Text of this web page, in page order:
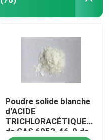
Poudre solide blanche
d'ACIDE
TRICHLORACÉTIQUE
de CAS 6053-46-9 de